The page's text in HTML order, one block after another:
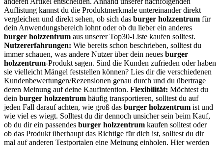
Auflistung kannst du die Produktmerkmale untereinander direkt
vergleichen und direkt sehen, ob sich das burger holzzentrum für
dein Anwendungsbereich lohnt oder ob du lieber ein anderes
burger holzzentrum aus unserer Top30-Liste kaufen solltest.
Nutzererfahrungen: Wie bereits schon beschrieben, solltest du
immer schauen, was andere Nutzer über dein neues burger
holzzentrum-Produkt sagen. Sind die Kunden zufrieden oder haben
sie vielleicht Mängel feststellen können? Lies dir die verschiedenen
Kundenbewertungen/Rezensionen genau durch und du übertrage
deren Meinung auf deine Kaufintention. Flexibilität: Möchtest du
dein burger holzzentrum häufig transportieren, solltest du auf
jeden Fall darauf achten, wie groß das burger holzzentrum ist und
wie viel es wiegt. Solltest du dir dennoch unsicher sein beim Kauf,
ob du dir ein passendes burger holzzentrum kaufen solltest oder
ob das Produkt überhaupt das Richtige für dich ist, solltest du dir
mal auf anderen Testportalen eine Meinung einholen. Hier werden